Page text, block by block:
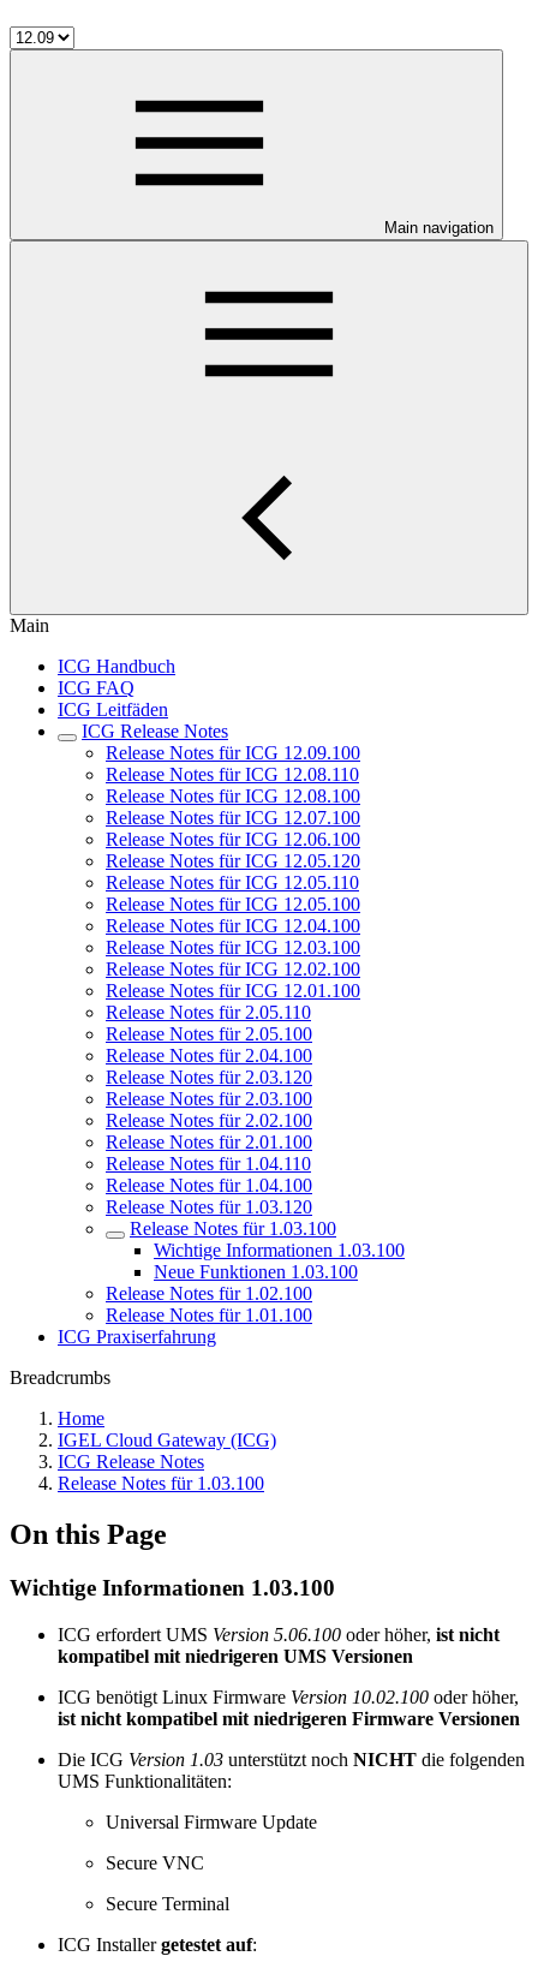
Main navigation
Main
ICG Handbuch
ICG FAQ
ICG Leitfäden
ICG Release Notes
Release Notes für ICG 12.09.100
Release Notes für ICG 12.08.110
Release Notes für ICG 12.08.100
Release Notes für ICG 12.07.100
Release Notes für ICG 12.06.100
Release Notes für ICG 12.05.120
Release Notes für ICG 12.05.110
Release Notes für ICG 12.05.100
Release Notes für ICG 12.04.100
Release Notes für ICG 12.03.100
Release Notes für ICG 12.02.100
Release Notes für ICG 12.01.100
Release Notes für 2.05.110
Release Notes für 2.05.100
Release Notes für 2.04.100
Release Notes für 2.03.120
Release Notes für 2.03.100
Release Notes für 2.02.100
Release Notes für 2.01.100
Release Notes für 1.04.110
Release Notes für 1.04.100
Release Notes für 1.03.120
Release Notes für 1.03.100
Wichtige Informationen 1.03.100
Neue Funktionen 1.03.100
Release Notes für 1.02.100
Release Notes für 1.01.100
ICG Praxiserfahrung
Breadcrumbs
Home
IGEL Cloud Gateway (ICG)
ICG Release Notes
Release Notes für 1.03.100
On this Page
Wichtige Informationen 1.03.100
ICG erfordert UMS Version 5.06.100 oder höher, ist nicht
kompatibel mit niedrigeren UMS Versionen
ICG benötigt Linux Firmware Version 10.02.100 oder höher,
ist nicht kompatibel mit niedrigeren Firmware Versionen
Die ICG Version 1.03 unterstützt noch NICHT die folgenden
UMS Funktionalitäten:
Universal Firmware Update
Secure VNC
Secure Terminal
ICG Installergetestet auf: